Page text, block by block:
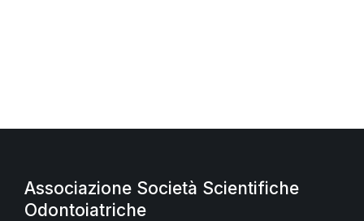
Associazione Società Scientifiche
Odontoiatriche